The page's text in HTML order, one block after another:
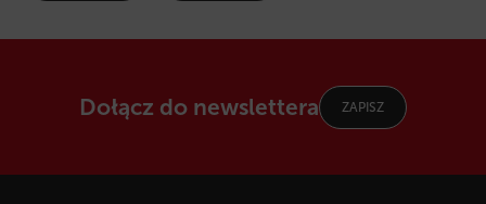
Dołącz do newslettera ZAPISZ